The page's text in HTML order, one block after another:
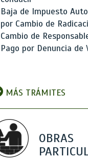
Baja de Impuesto
por Cambio de
Cambio de
Pago por Denuncia de
MÁS TRÁMITES
OBRAS